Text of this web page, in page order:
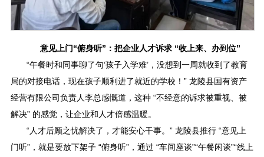
意见上门“俯身听”：把企业人才诉求 “收上来、办到位”
“午餐时和同事聊了句‘孩子入学难’，没想到一周就收到了教育
局的对接电话，现在孩子顺利进了就近的学校！” 龙陵县国有资产
经营有限公司负责人李总感慨道，这种 “不经意的诉求被重视、被
解决” 的感觉，让企业和人才倍感温暖。
“人才后顾之忧解决了，才能安心干事。” 龙陵县推行 “意见上
门听”，就是要放下架子 “俯身听”，通过 “车间座谈”“午餐闲谈”“线上